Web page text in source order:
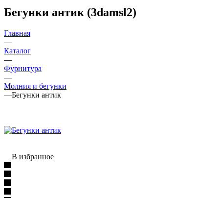
Бегунки антик (3damsl2)
Главная
—
Каталог
—
Фурнитура
—
Молния и бегунки
—Бегунки антик
В избранное